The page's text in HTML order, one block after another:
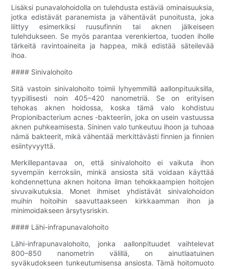
Lisäksi punavalohoidolla on tulehdusta estäviä ominaisuuksia,
jotka edistävät paranemista ja vähentävät punoitusta, joka
liittyy esimerkiksi ruusufinnin tai aknen jälkeiseen
tulehdukseen. Se myös parantaa verenkiertoa, tuoden iholle
tärkeitä ravintoaineita ja happea, mikä edistää säteilevää
ihoa.
#### Sinivalohoito
Sitä vastoin sinivalohoito toimii lyhyemmillä aallonpituuksilla,
tyypillisesti noin 405–420 nanometriä. Se on erityisen
tehokas aknen hoidossa, koska tämä valo kohdistuu
Propionibacterium acnes -bakteeriin, joka on usein vastuussa
aknen puhkeamisesta. Sininen valo tunkeutuu ihoon ja tuhoaa
nämä bakteerit, mikä vähentää merkittävästi finnien ja finnien
esiintyvyyttä.
Merkillepantavaa on, että sinivalohoito ei vaikuta ihon
syvempiin kerroksiin, minkä ansiosta sitä voidaan käyttää
kohdennettuna aknen hoitona ilman tehokkaampien hoitojen
sivuvaikutuksia. Monet ihmiset yhdistävät sinivalohoidon
muihin hoitoihin saavuttaakseen kirkkaamman ihon ja
minimoidakseen ärsytysriskin.
#### Lähi-infrapunavalohoito
Lähi-infrapunavalohoito, jonka aallonpituudet vaihtelevat
800–850 nanometrin välillä, on ainutlaatuinen
syväkudokseen tunkeutumisensa ansiosta. Tämä hoitomuoto